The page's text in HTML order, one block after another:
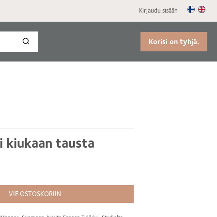
Kirjaudu sisään
Korisi on tyhjä.
kiukaan tausta
VIE OSTOSKORIIN